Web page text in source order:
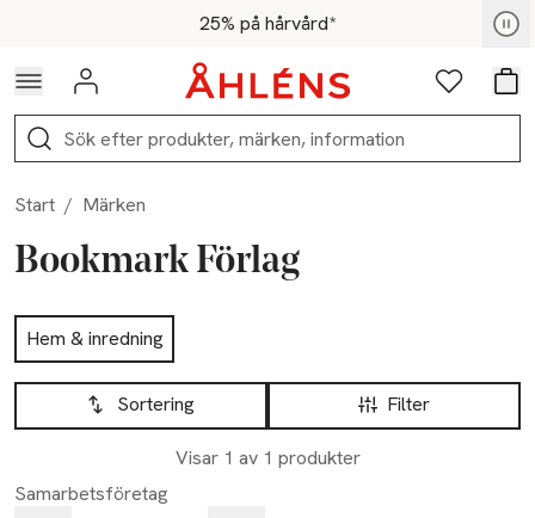
Hoppa till navigationsmenyn25% på hårvård*
För medlemmar - Shoppa nu
Logga in Favoriter
Sök
Start / Märken
Bookmark Förlag
Hoppa till produktsidan
Hem & inredning
Hoppa till produktsidan
Filter
Sortering
Visar 1 av 1 produkter
Lista över produkter
Samarbetsföretag